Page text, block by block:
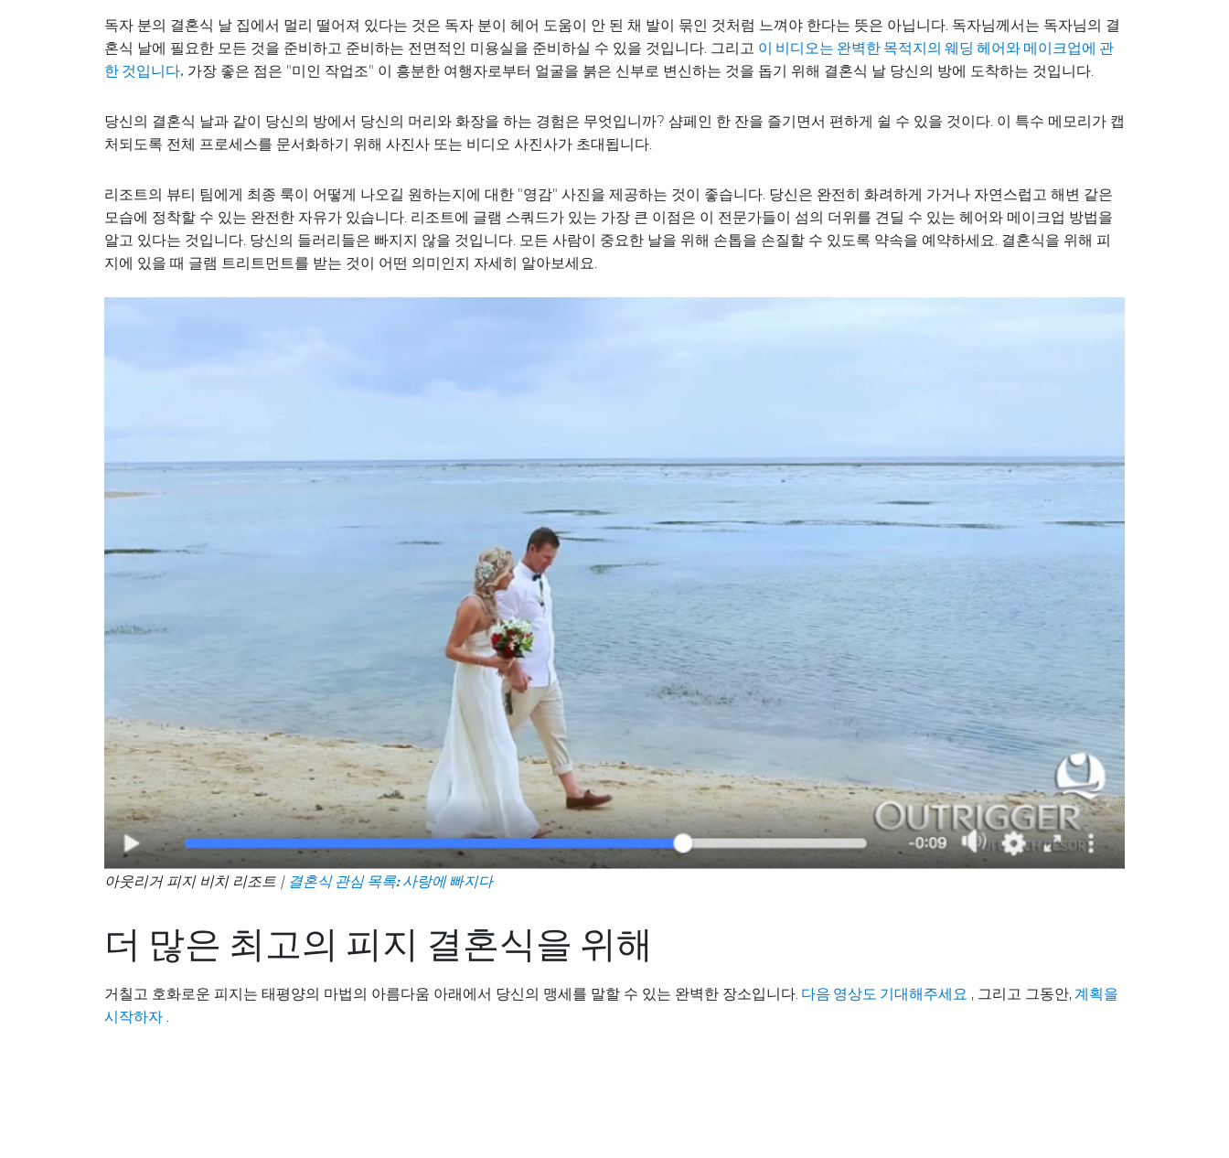
독자 분의 결혼식 날 집에서 멀리 떨어져 있다는 것은 독자 분이 헤어 도움이 안 된 채 발이 묶인 것처럼 느껴야 한다는 뜻은 아닙니다. 독자님께서는 독자님의 결
혼식 날에 필요한 모든 것을 준비하고 준비하는 전면적인 미용실을 준비하실 수 있을 것입니다. 그리고 이 비디오는 완벽한 목적지의 웨딩 헤어와 메이크업에 관
한 것입니다. 가장 좋은 점은 "미인 작업조" 이 흥분한 여행자로부터 얼굴을 붉은 신부로 변신하는 것을 돕기 위해 결혼식 날 당신의 방에 도착하는 것입니다.
당신의 결혼식 날과 같이 당신의 방에서 당신의 머리와 화장을 하는 경험은 무엇입니까? 샴페인 한 잔을 즐기면서 편하게 쉴 수 있을 것이다. 이 특수 메모리가 캡
처되도록 전체 프로세스를 문서화하기 위해 사진사 또는 비디오 사진사가 초대됩니다.
리조트의 뷰티 팀에게 최종 룩이 어떻게 나오길 원하는지에 대한 "영감" 사진을 제공하는 것이 좋습니다. 당신은 완전히 화려하게 가거나 자연스럽고 해변 같은
모습에 정착할 수 있는 완전한 자유가 있습니다. 리조트에 글램 스쿼드가 있는 가장 큰 이점은 이 전문가들이 섬의 더위를 견딜 수 있는 헤어와 메이크업 방법을
알고 있다는 것입니다. 당신의 들러리들은 빠지지 않을 것입니다. 모든 사람이 중요한 날을 위해 손톱을 손질할 수 있도록 약속을 예약하세요. 결혼식을 위해 피
지에 있을 때 글램 트리트먼트를 받는 것이 어떤 의미인지 자세히 알아보세요.
아웃리거 피지 비치 리조트 | 결혼식 관심 목록: 사랑에 빠지다
더 많은 최고의 피지 결혼식을 위해
거칠고 호화로운 피지는 태평양의 마법의 아름다움 아래에서 당신의 맹세를 말할 수 있는 완벽한 장소입니다. 다음 영상도 기대해주세요 , 그리고 그동안, 계획을
시작하자